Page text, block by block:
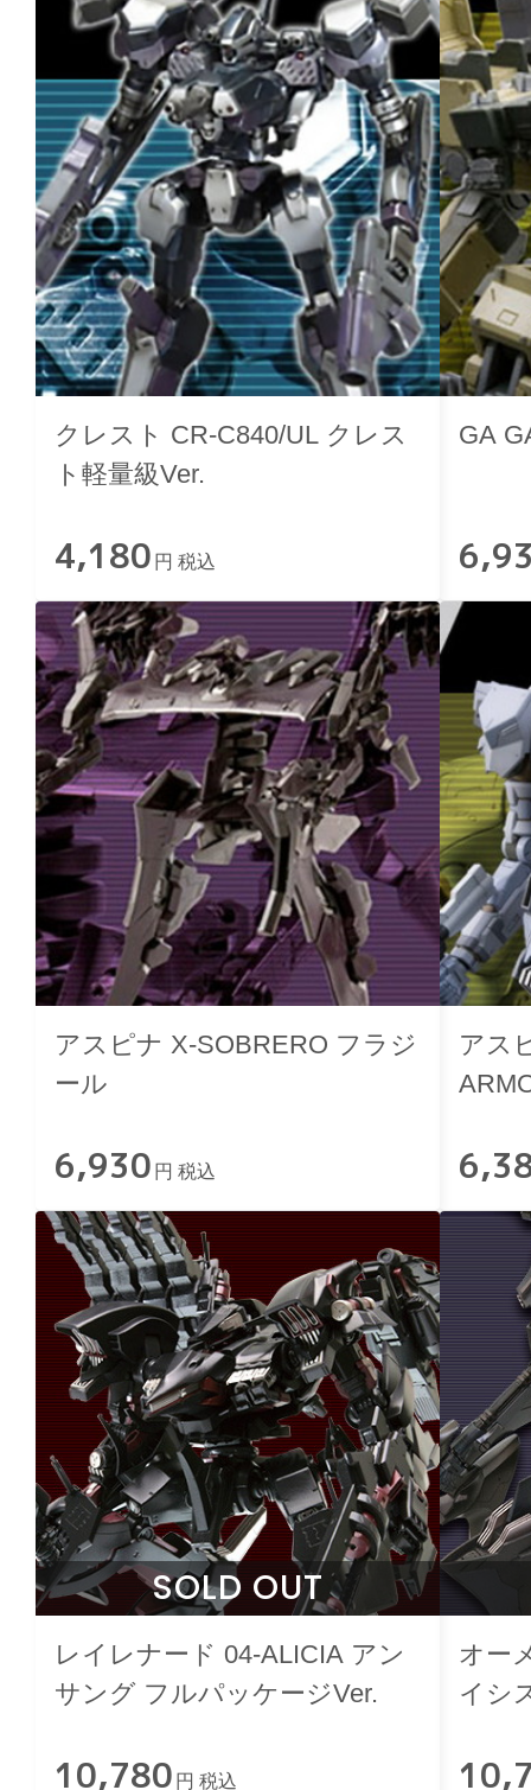
クレスト CR-C840/UL クレス
ト軽量級Ver.
4,180 円 税込
GA
アスピナ X-SOBRERO フラジ
ール
6,930 円 税込
アス
SOLD OUT
レイレナード 04-ALICIA アン
サング フルパッケージVer.
10,780 円 税込
オー
イシ